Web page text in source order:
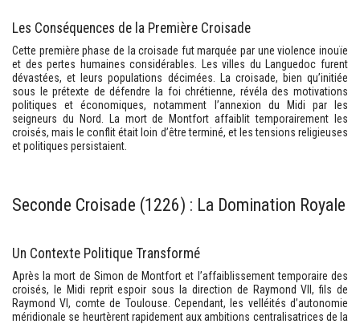
Les Conséquences de la Première Croisade
Cette première phase de la croisade fut marquée par une violence inouïe
et des pertes humaines considérables. Les villes du Languedoc furent
dévastées, et leurs populations décimées. La croisade, bien qu’initiée
sous le prétexte de défendre la foi chrétienne, révéla des motivations
politiques et économiques, notamment l’annexion du Midi par les
seigneurs du Nord. La mort de Montfort affaiblit temporairement les
croisés, mais le conflit était loin d’être terminé, et les tensions religieuses
et politiques persistaient.
Seconde Croisade (1226) : La Domination Royale
Un Contexte Politique Transformé
Après la mort de Simon de Montfort et l’affaiblissement temporaire des
croisés, le Midi reprit espoir sous la direction de Raymond VII, fils de
Raymond VI, comte de Toulouse. Cependant, les velléités d’autonomie
méridionale se heurtèrent rapidement aux ambitions centralisatrices de la